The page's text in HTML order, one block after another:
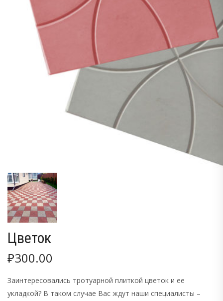
Цветок
₽300.00
Заинтересовались тротуарной плиткой цветок и ее
укладкой? В таком случае Вас ждут наши специалисты –